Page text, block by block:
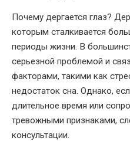
Почему дергается глаз?
которым сталкивается
периоды жизни. В
серьезной проблемой и
факторами, такими как
недостаток сна. Однако,
длительное время или
тревожными признаками,
консультации.